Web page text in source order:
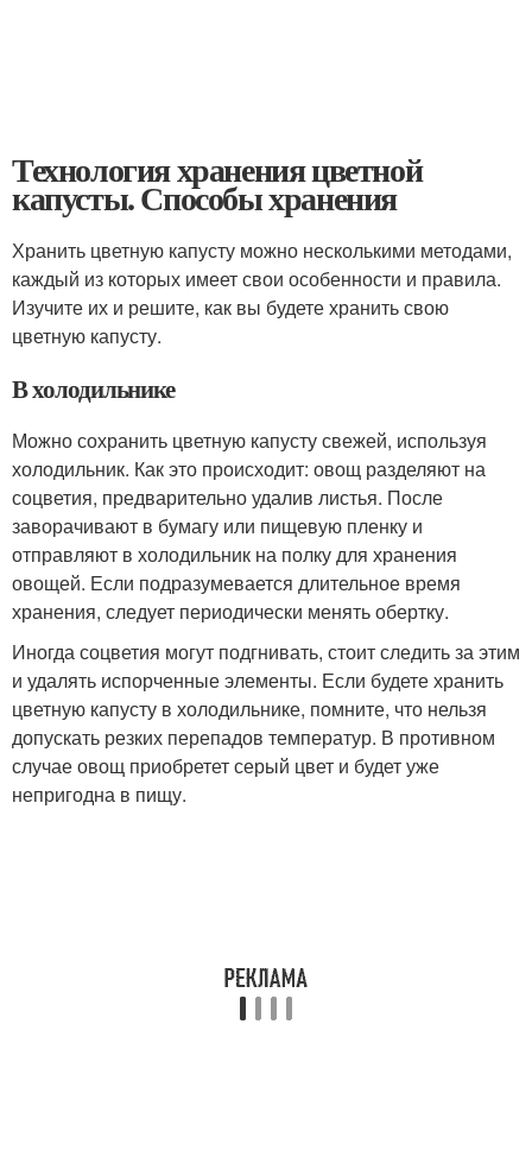
Технология хранения цветной
капусты. Способы хранения
Хранить цветную капусту можно несколькими методами,
каждый из которых имеет свои особенности и правила.
Изучите их и решите, как вы будете хранить свою
цветную капусту.
В холодильнике
Можно сохранить цветную капусту свежей, используя
холодильник. Как это происходит: овощ разделяют на
соцветия, предварительно удалив листья. После
заворачивают в бумагу или пищевую пленку и
отправляют в холодильник на полку для хранения
овощей. Если подразумевается длительное время
хранения, следует периодически менять обертку.
Иногда соцветия могут подгнивать, стоит следить за этим
и удалять испорченные элементы. Если будете хранить
цветную капусту в холодильнике, помните, что нельзя
допускать резких перепадов температур. В противном
случае овощ приобретет серый цвет и будет уже
непригодна в пищу.